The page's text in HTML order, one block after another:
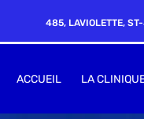
485, LAVIOLETTE,
ACCUEIL LA